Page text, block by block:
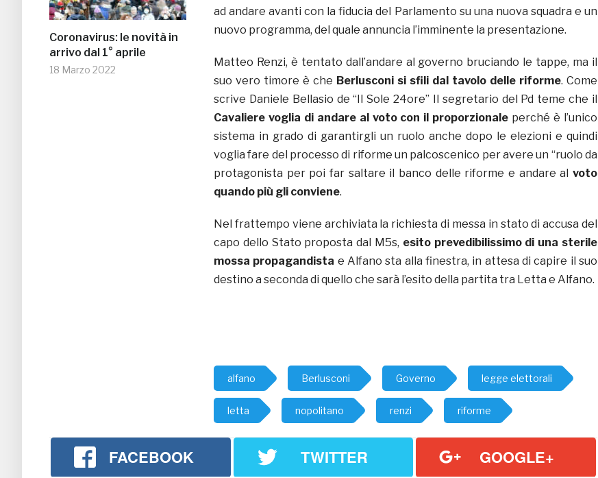
Coronavirus: le novità in
arrivo dal 1° aprile
18 Marzo 2022
ad andare avanti con la fiducia del Parlamento su una nuova squadra e un
nuovo programma, del quale annuncia l’imminente la presentazione.
Matteo Renzi, è tentato dall’andare al governo bruciando le tappe, ma il
suo vero timore è che Berlusconi si sfili dal tavolo delle riforme. Come
scrive Daniele Bellasio de “Il Sole 24ore” Il segretario del Pd teme che il
Cavaliere voglia di andare al voto con il proporzionale perché è l’unico
sistema in grado di garantirgli un ruolo anche dopo le elezioni e quindi
voglia fare del processo di riforme un palcoscenico per avere un “ruolo da
protagonista per poi far saltare il banco delle riforme e andare al voto
quando più gli conviene.
Nel frattempo viene archiviata la richiesta di messa in stato di accusa del
capo dello Stato proposta dal M5s, esito prevedibilissimo di una sterile
mossa propagandista e Alfano sta alla finestra, in attesa di capire il suo
destino a seconda di quello che sarà l’esito della partita tra Letta e Alfano.
alfano Berlusconi Governo legge elettorali
letta nopolitano renzi riforme
FACEBOOK TWITTER GOOGLE+